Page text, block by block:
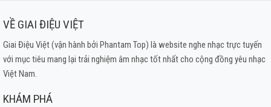
VỀ GIAI ĐIỆU VIỆT
Giai Điệu Việt (vận hành bởi Phantam Top) là website nghe nhạc trực tuyến
với mục tiêu mang lại trải nghiệm âm nhạc tốt nhất cho cộng đồng yêu nhạc
Việt Nam.
KHÁM PHÁ